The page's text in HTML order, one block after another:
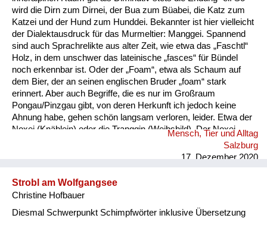
wird die Dirn zum Dirnei, der Bua zum Büabei, die Katz zum
Katzei und der Hund zum Hunddei. Bekannter ist hier vielleicht
der Dialektausdruck für das Murmeltier: Manggei. Spannend
sind auch Sprachrelikte aus alter Zeit, wie etwa das „Faschtl“
Holz, in dem unschwer das lateinische „fasces“ für Bündel
noch erkennbar ist. Oder der „Foam“, etwa als Schaum auf
dem Bier, der an seinen englischen Bruder „foam“ stark
erinnert. Aber auch Begriffe, die es nur im Großraum
Pongau/Pinzgau gibt, von deren Herkunft ich jedoch keine
Ahnung habe, gehen schön langsam verloren, leider. Etwa der
Noxei (Knäblein) oder die Tranggin (Weibsbild). Der Noxei
kann dabei „kasig“ sein, also herzig, die Tranggin durchaus
Mensch, Tier und Alltag
Salzburg
17. Dezember 2020
Strobl am Wolfgangsee
Christine Hofbauer
Diesmal Schwerpunkt Schimpfwörter inklusive Übersetzung